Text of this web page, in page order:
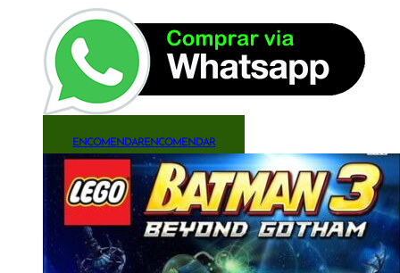
ENCOMENDARENCOMENDAR